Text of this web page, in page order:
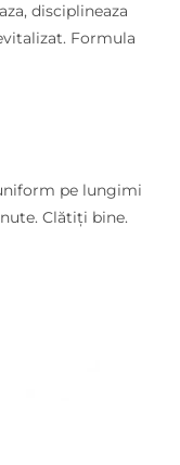
disciplineaza
Formula
pe lungimi
Clătiți bine.